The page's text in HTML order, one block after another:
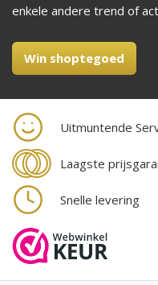
enkele andere trend of
Win shoptegoed
Uitmuntende
Laagste
Snelle levering